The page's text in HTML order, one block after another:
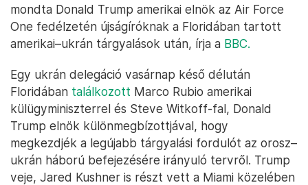
mondta Donald Trump amerikai elnök az Air Force
One fedélzetén újságíróknak a Floridában tartott
amerikai–ukrán tárgyalások után, írja a BBC.
Egy ukrán delegáció vasárnap késő délután
Floridában találkozott Marco Rubio amerikai
külügyminiszterrel és Steve Witkoff-fal, Donald
Trump elnök különmegbízottjával, hogy
megkezdjék a legújabb tárgyalási fordulót az orosz–
ukrán háború befejezésére irányuló tervről. Trump
veje, Jared Kushner is részt vett a Miami közelében